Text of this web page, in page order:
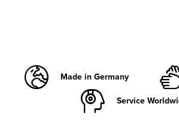
Made in Germany
Service